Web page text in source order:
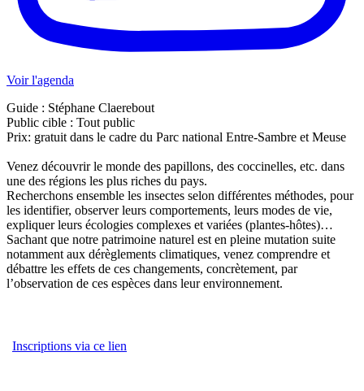
Voir l'agenda
Guide : Stéphane Claerebout
Public cible : Tout public
Prix: gratuit dans le cadre du Parc national Entre-Sambre et Meuse
Venez découvrir le monde des papillons, des coccinelles, etc. dans
une des régions les plus riches du pays.
Recherchons ensemble les insectes selon différentes méthodes, pour
les identifier, observer leurs comportements, leurs modes de vie,
expliquer leurs écologies complexes et variées (plantes-hôtes)…
Sachant que notre patrimoine naturel est en pleine mutation suite
notamment aux dérèglements climatiques, venez comprendre et
débattre les effets de ces changements, concrètement, par
l’observation de ces espèces dans leur environnement.
Inscriptions via ce lien